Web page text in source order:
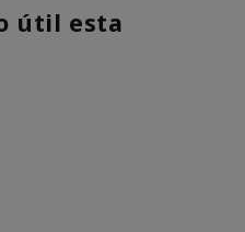
útil esta